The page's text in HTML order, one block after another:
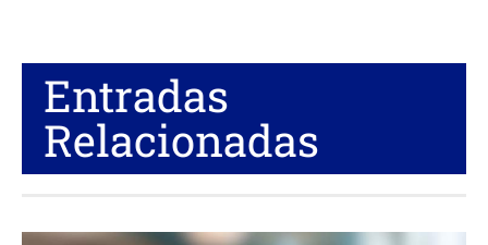
Entradas
Relacionadas